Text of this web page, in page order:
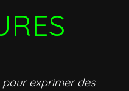
pour exprimer des